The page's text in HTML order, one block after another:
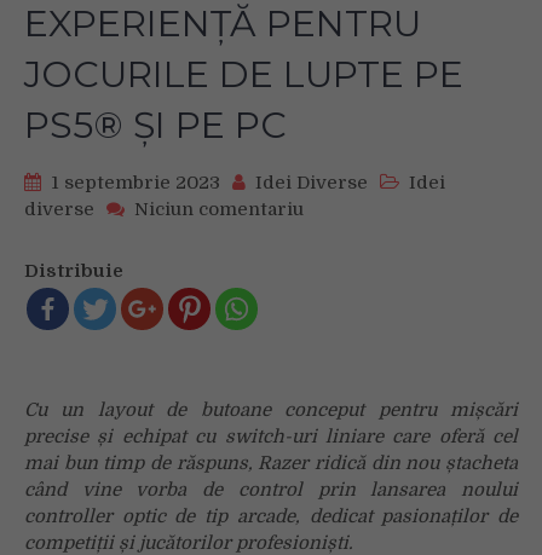
EXPERIENȚĂ PENTRU
JOCURILE DE LUPTE PE
PS5® ȘI PE PC
1 septembrie 2023 Idei Diverse
Idei
diverse
Niciun comentariu
EXPERIENȚĂ
PENTRU
JOCURILE
DE
LUPTE
PE
Distribuie
Cu un layout de butoane conceput pentru mișcări
precise și echipat cu switch-uri liniare care oferă cel
mai bun timp de răspuns, Razer ridică din nou ștacheta
când vine vorba de control prin lansarea noului
controller optic de tip arcade, dedicat pasionaților de
competiții și jucătorilor profesioniști.